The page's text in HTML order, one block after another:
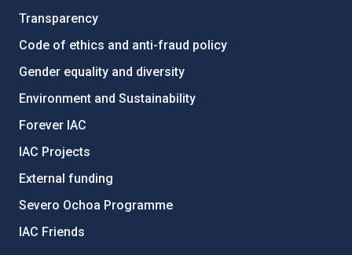
Transparency
Code of ethics and anti-fraud policy
Gender equality and diversity
Environment and Sustainability
Forever IAC
IAC Projects
External funding
Severo Ochoa Programme
IAC Friends